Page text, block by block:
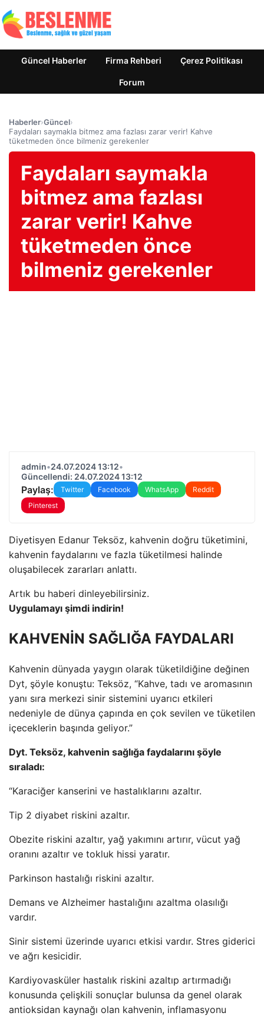
Güncel Haberler Firma Rehberi Çerez Politikası
Forum
Haberler›Güncel›
Faydaları saymakla bitmez ama fazlası zarar verir! Kahve
tüketmeden önce bilmeniz gerekenler
Faydaları saymakla
bitmez ama fazlası
zarar verir! Kahve
tüketmeden önce
bilmeniz gerekenler
admin•24.07.2024 13:12•
Güncellendi: 24.07.2024 13:12
Paylaş: Twitter Facebook WhatsApp
Reddit
Pinterest
Diyetisyen Edanur Teksöz, kahvenin doğru tüketimini,
kahvenin faydalarını ve fazla tüketilmesi halinde
oluşabilecek zararları anlattı.
Artık bu haberi dinleyebilirsiniz.
Uygulamayı şimdi indirin!
KAHVENİN SAĞLIĞA FAYDALARI
Kahvenin dünyada yaygın olarak tüketildiğine değinen
Dyt, şöyle konuştu: Teksöz, “Kahve, tadı ve aromasının
yanı sıra merkezi sinir sistemini uyarıcı etkileri
nedeniyle de dünya çapında en çok sevilen ve tüketilen
içeceklerin başında geliyor.”
Dyt. Teksöz, kahvenin sağlığa faydalarını şöyle
sıraladı:
“Karaciğer kanserini ve hastalıklarını azaltır.
Tip 2 diyabet riskini azaltır.
Obezite riskini azaltır, yağ yakımını artırır, vücut yağ
oranını azaltır ve tokluk hissi yaratır.
Parkinson hastalığı riskini azaltır.
Demans ve Alzheimer hastalığını azaltma olasılığı
vardır.
Sinir sistemi üzerinde uyarıcı etkisi vardır. Stres giderici
ve ağrı kesicidir.
Kardiyovasküler hastalık riskini azaltıp artırmadığı
konusunda çelişkili sonuçlar bulunsa da genel olarak
antioksidan kaynağı olan kahvenin, inflamasyonu